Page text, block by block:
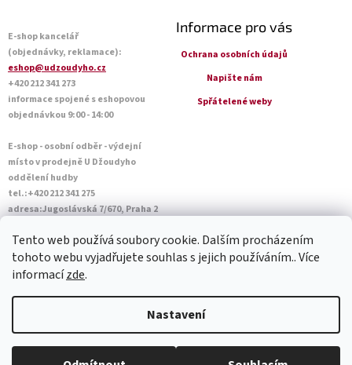
Tento web používá soubory cookie. Dalším procházením
tohoto webu vyjadřujete souhlas s jejich používáním.. Více
informacízde.
Nastavení
E-shop kancelář
(objednávky, reklamace):
eshop@udzoudyho.cz
+420 212 341 273
informace spojené s eshopovou
objednávkou 9:00 - 14:00
E-shop - osobní odběr - výdejní
místo v prodejně U Džoudyho
oddělení hudby
tel.:+420 212 341 275
adresa:Jugoslávská 7/670, Praha 2
Sobota: 10:00 - 14:45
Informace pro vás
Ochrana osobních údajů
Napište nám
Spřátelené weby
Copyright 2026U Džoudyho. Všechna práva vyhrazena.